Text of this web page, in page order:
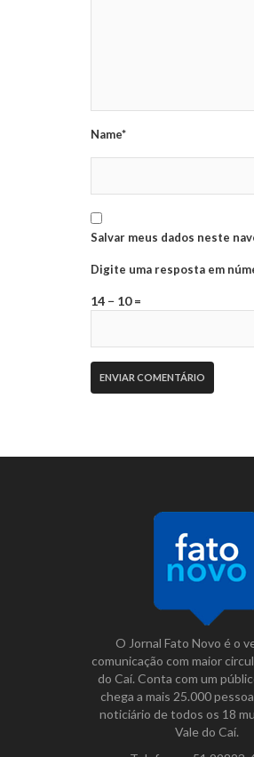
Name*
Salvar meus dados neste
Digite uma resposta em
14 − 10 =
O Jornal Fato Novo é o
comunicação com maior
do Caí. Conta com um
chega a mais 25.000
noticiário de todos os 18
Vale do Caí.